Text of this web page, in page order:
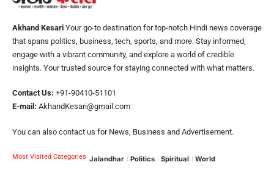
Akhand Kesari Your go-to destination for top-notch Hindi news coverage
that spans politics, business, tech, sports, and more. Stay informed,
engage with a vibrant community, and explore a world of credible
insights. Your trusted source for staying connected with what matters.
Contact Us: +91-90410-51101
E-mail: AkhandKesari@gmail.com
You can also contact us for News, Business and Advertisement.
Most Visited Categories Jalandhar Politics Spiritual World